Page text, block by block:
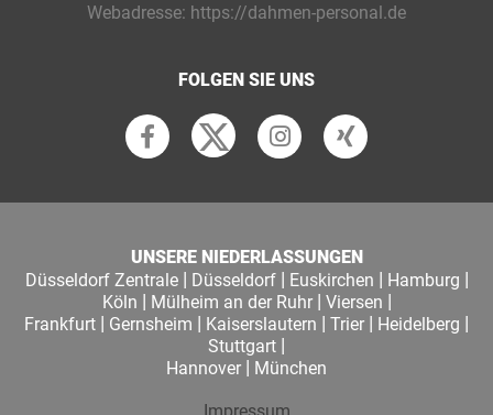
Webadresse: https://dahmen-personal.de
FOLGEN SIE UNS
UNSERE NIEDERLASSUNGEN
Düsseldorf Zentrale| Düsseldorf| Euskirchen | Hamburg |
Köln | Mülheim an der Ruhr| Viersen |
Frankfurt | Gernsheim | Kaiserslautern | Trier | Heidelberg |
Stuttgart |
Hannover | München